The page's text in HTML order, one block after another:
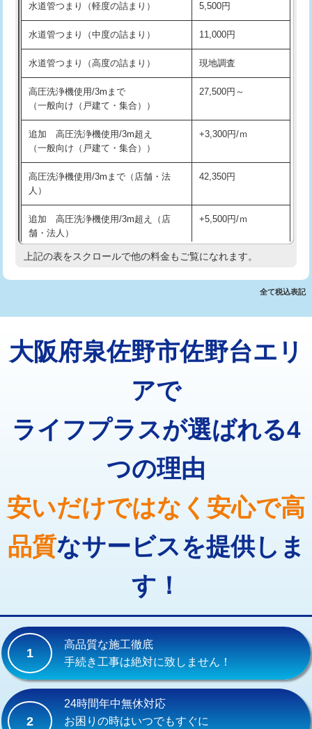
洗面台設置 38,500円
化粧台設置 22,000円
追加人工 16,500円
廃棄・処分 現場見積
※給水管工事は20mmまでの価格です。
交換・取付(排水栓・排水トラップ
22,000円+材料費
持込商品取付（混合水栓）
持込商品取付（浄水器・分岐水栓） 16,500円
業）
排水管工事（追加 排水管工事/3ｍ超
え）
マス交換（土の掘削・埋め戻し作業） 11,000円~
マス交換（深さ50㎝以上） 66,000円
コンクリート斫り（厚さ10㎝超え）
モルタル補修（厚さ10㎝まで） 27,500円
16,500円
廃棄・処分 現場見積
水道管つまり（軽度の詰まり） 5,500円
水道管つまり（中度の詰まり） 11,000円
水道管つまり（高度の詰まり） 現地調査
高圧洗浄機使用/3mまで
（一般向け（戸建て・集合））
27,500円～
追加 高圧洗浄機使用/3m超え
（一般向け（戸建て・集合））
+3,300円/ｍ
高圧洗浄機使用/3mまで（店舗・法
人）
42,350円
追加 高圧洗浄機使用/3m超え（店
舗・法人）
+5,500円/ｍ
高度高圧洗浄換 現地調査
トーラー機使用/3mまで 33,000円
追加トーラー機使用/3m超え +3,300円
止水・漏水調査・防水処理・清掃・修
11,000円
止水・漏水調査・防水処理・清掃・修
22,000円
止水・漏水調査・防水処理・清掃・修
理・調整・分解・加工など（重作業）
33,000円
その他部品の脱着 8,800円～
交換・取付(単水栓（壁付・デッキ
式）)
13,200円+材料費
交換・取付(混合水栓（壁付・デッキ
式・ワンホール）)
16,500円+材料費
交換・取付(排水栓・排水トラップ
（P/S/ポップアップ））
上記の表をスクロールで他の料金もご覧になれます。
全て税込表記
大阪府泉佐野市佐野台エリ
アで
ライフプラスが選ばれる4
つの理由
安いだけではなく安心で高
品質なサービスを提供しま
す！
1
高品質な施工徹底
手続き工事は絶対に致しません！
2
24時間年中無休対応
お困りの時はいつでもすぐに